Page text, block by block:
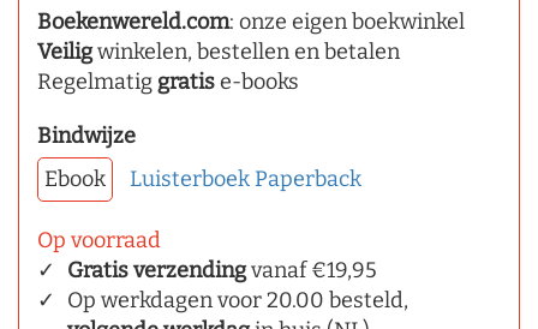
Boekenwereld.com: onze eigen boekwinkel
Veiligwinkelen, bestellen en betalen
Regelmatig gratise-books
Bindwijze
Ebook
Luisterboek Paperback
Op voorraad
Gratis verzendingvanaf €19,95
Op werkdagen voor 20.00 besteld,